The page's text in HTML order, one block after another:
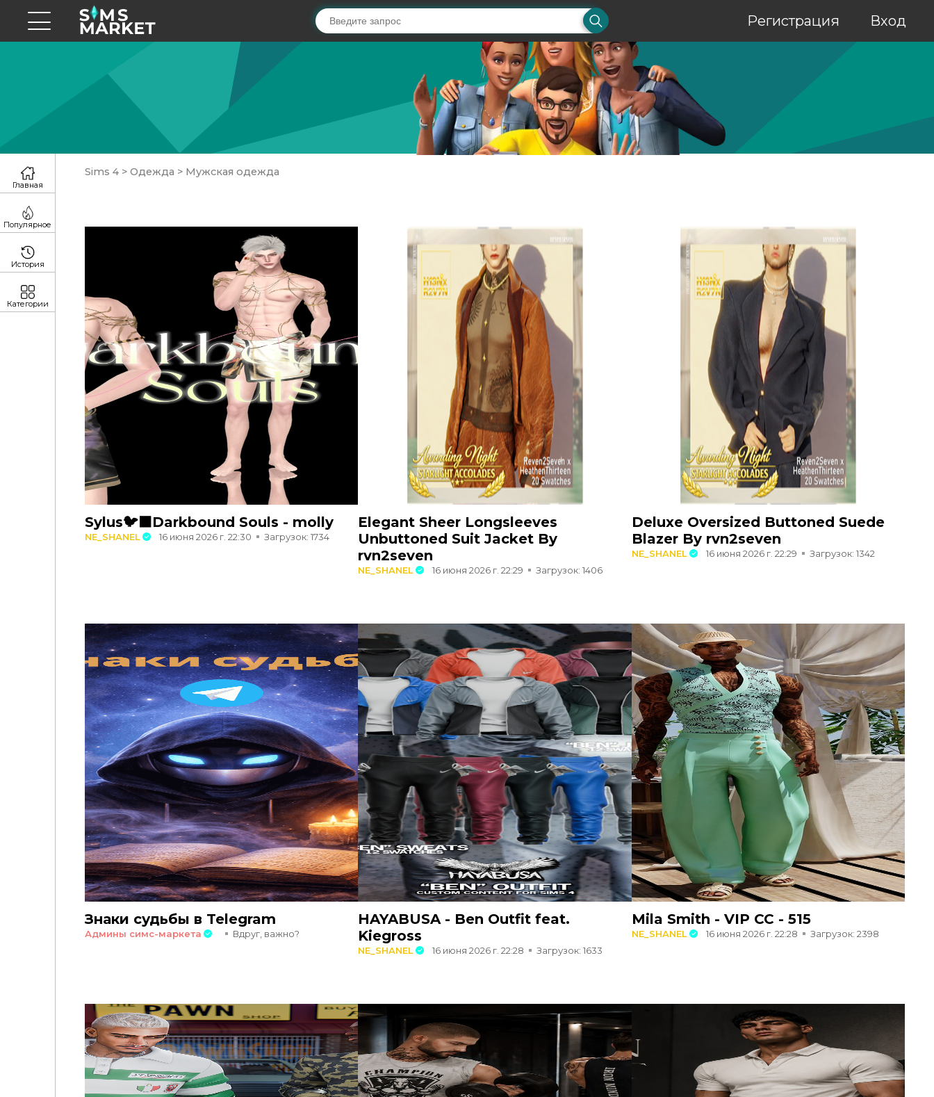
Регистрация Вход
Sims 4 > Одежда > Мужская одежда
Sylus🐦‍⬛Darkbound Souls - molly
NE_SHANEL 16 июня 2026 г. 22:30 Загрузок: 1734
Elegant Sheer Longsleeves
Unbuttoned Suit Jacket By
rvn2seven
NE_SHANEL 16 июня 2026 г. 22:29 Загрузок: 1406
Deluxe Oversized Buttoned Suede
Blazer By rvn2seven
NE_SHANEL 16 июня 2026 г. 22:29 Загрузок: 1342
Знаки судьбы в Telegram
Админы симс-маркета Вдруг, важно?
HAYABUSA - Ben Outfit feat.
Kiegross
NE_SHANEL 16 июня 2026 г. 22:28 Загрузок: 1633
Mila Smith - VIP CC - 515
NE_SHANEL 16 июня 2026 г. 22:28 Загрузок: 2398
Главная
Популярное
История
Категории